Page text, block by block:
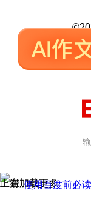
正在加载
上滑加载更多
使用百度前必